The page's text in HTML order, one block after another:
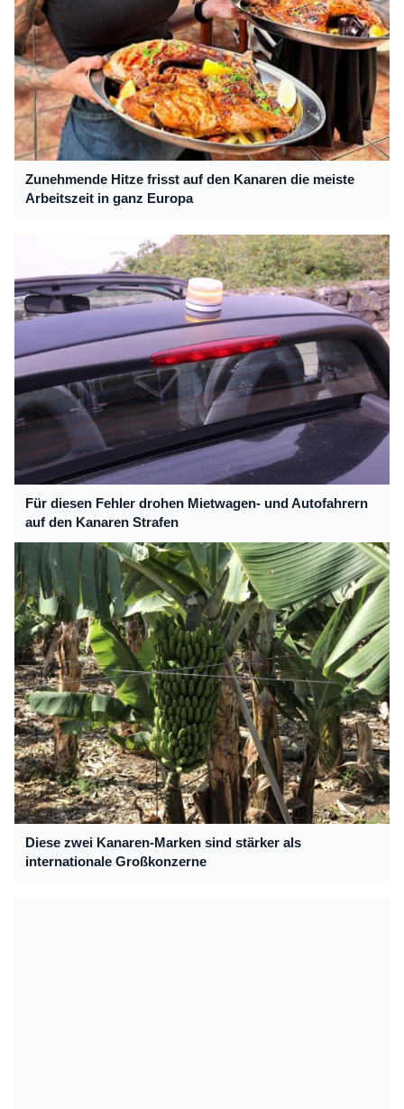
Zunehmende Hitze frisst auf den Kanaren die meiste
Arbeitszeit in ganz Europa
Für diesen Fehler drohen Mietwagen- und Autofahrern
auf den Kanaren Strafen
Diese zwei Kanaren-Marken sind stärker als
internationale Großkonzerne